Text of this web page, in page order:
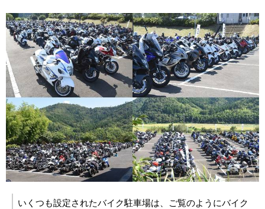
いくつも設定されたバイク駐車場は、ご覧のようにバイク